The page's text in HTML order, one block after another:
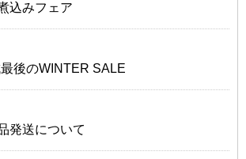
込みフェア
後のWINTER SALE
発送について